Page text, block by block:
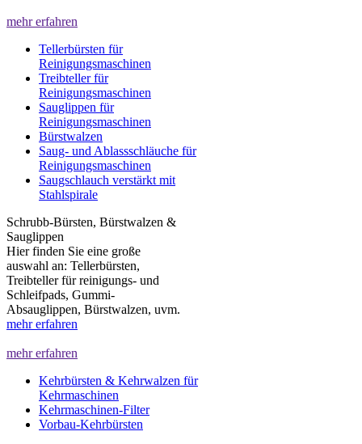
mehr erfahren
Tellerbürsten für
Reinigungsmaschinen
Treibteller für
Reinigungsmaschinen
Sauglippen für
Reinigungsmaschinen
Bürstwalzen
Saug- und Ablassschläuche für
Reinigungsmaschinen
Saugschlauch verstärkt mit
Stahlspirale
Schrubb-Bürsten, Bürstwalzen &
Sauglippen
Hier finden Sie eine große
auswahl an: Tellerbürsten,
Treibteller für reinigungs- und
Schleifpads, Gummi-
Absauglippen, Bürstwalzen, uvm.
mehr erfahren
mehr erfahren
Kehrbürsten & Kehrwalzen für
Kehrmaschinen
Kehrmaschinen-Filter
Vorbau-Kehrbürsten